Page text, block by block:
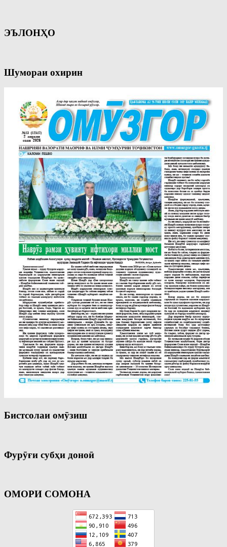
ЭЪЛОНҲО
Шумораи охирин
Бистсолаи омӯзиш
Фурӯғи субҳи доноӣ
ОМОРИ СОМОНА